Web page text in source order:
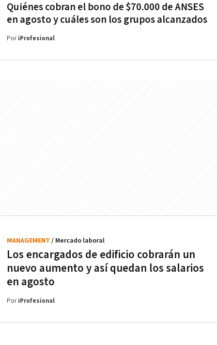
Quiénes cobran el bono de $70.000 de ANSES
en agosto y cuáles son los grupos alcanzados
PoriProfesional
Los encargados de edificio cobrarán un
nuevo aumento y así quedan los salarios
en agosto
MANAGEMENT / Mercado laboral
PoriProfesional